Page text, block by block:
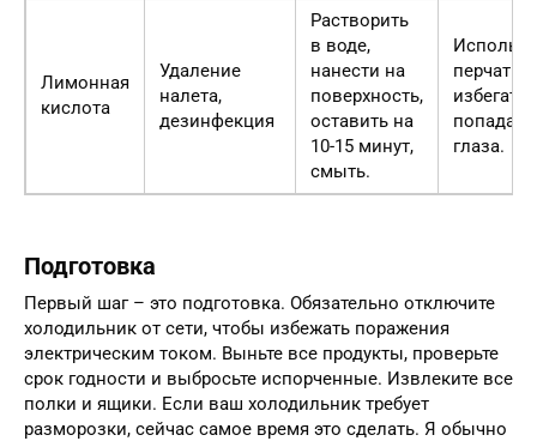
Лимонная
кислота
Удаление
налета,
дезинфекция
Растворить
в воде,
нанести на
поверхность,
оставить на
10-15 минут,
смыть.
перчатки,
избегать
глаза.
Подготовка
Первый шаг – это подготовка. Обязательно отключите
холодильник от сети, чтобы избежать поражения
электрическим током. Выньте все продукты, проверьте
срок годности и выбросьте испорченные. Извлеките все
полки и ящики. Если ваш холодильник требует
разморозки, сейчас самое время это сделать. Я обычно